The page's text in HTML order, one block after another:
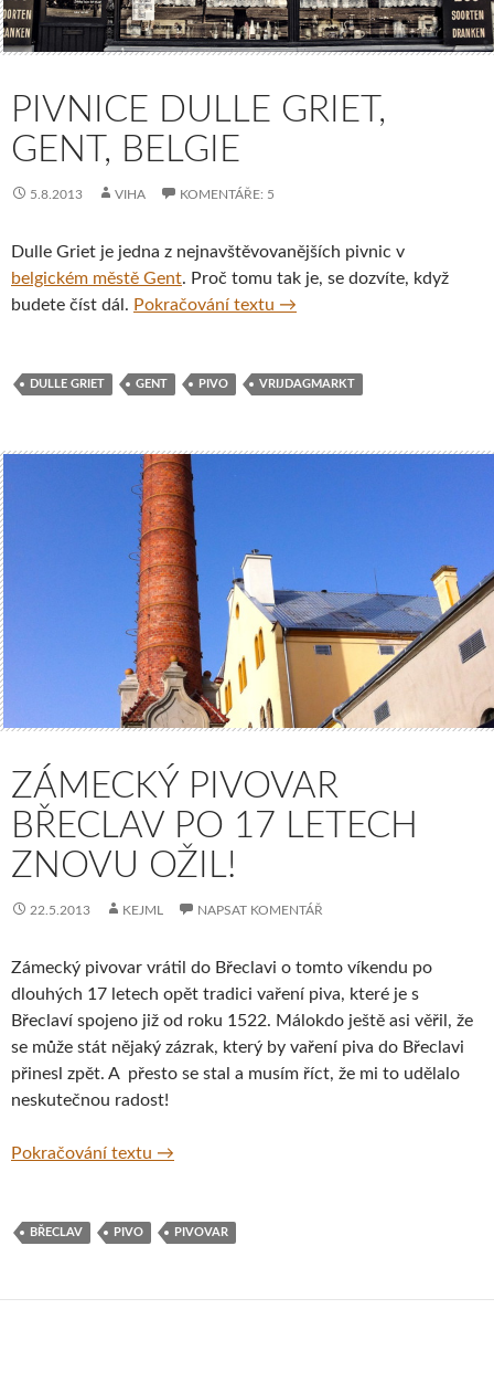
PIVNICE DULLE GRIET,
GENT, BELGIE
5.8.2013 VIHA KOMENTÁŘE: 5
Dulle Griet je jedna z nejnavštěvovanějších pivnic v
belgickém městě Gent. Proč tomu tak je, se dozvíte, když
budete číst dál. Pokračování textu Pivnice Dulle Griet, Gent,
→
DULLE GRIET GENT PIVO VRIJDAGMARKT
ZÁMECKÝ PIVOVAR
BŘECLAV PO 17 LETECH
ZNOVU OŽIL!
22.5.2013 KEJML NAPSAT KOMENTÁŘ
Zámecký pivovar vrátil do Břeclavi o tomto víkendu po
dlouhých 17 letech opět tradici vaření piva, které je s
Břeclaví spojeno již od roku 1522. Málokdo ještě asi věřil, že
se může stát nějaký zázrak, který by vaření piva do Břeclavi
přinesl zpět. A přesto se stal a musím říct, že mi to udělalo
neskutečnou radost!
Pokračování textu Zámecký pivovar Břeclav po 17 letech
→
BŘECLAV PIVO PIVOVAR